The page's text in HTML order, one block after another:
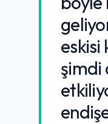
eskisi
şimdi